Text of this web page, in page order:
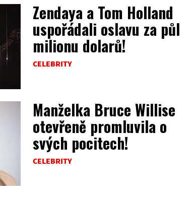
Zendaya a Tom Holland
uspořádali oslavu za půl
milionu dolarů!
CELEBRITY
Manželka Bruce Willise
otevřeně promluvila o
svých pocitech!
CELEBRITY